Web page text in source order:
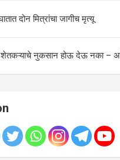
दोन मित्रांचा जागीच मृत्यू
शेतकऱ्याचे नुकसान होऊ देऊ नका –